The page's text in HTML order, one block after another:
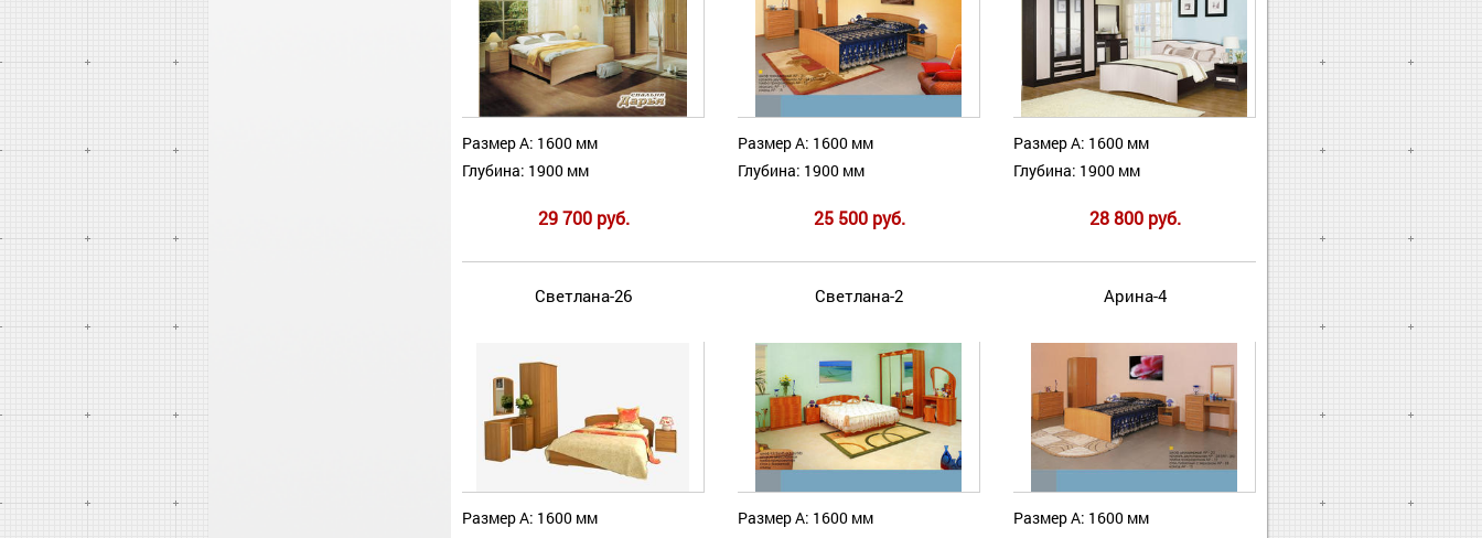
Размер А: 1600 мм
Глубина: 1900 мм
29 700 руб.
Размер А: 1600 мм
Глубина: 1900 мм
25 500 руб.
Размер А: 1600 мм
Глубина: 1900 мм
28 800 руб.
Светлана-26
Размер А: 1600 мм
Светлана-2
Размер А: 1600 мм
Арина-4
Размер А: 1600 мм